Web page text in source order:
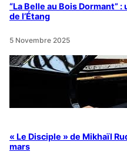
“La Belle au Bois Dormant”
de l’Étang
5 Novembre 2025
« Le Disciple » de Mikhaïl
mars